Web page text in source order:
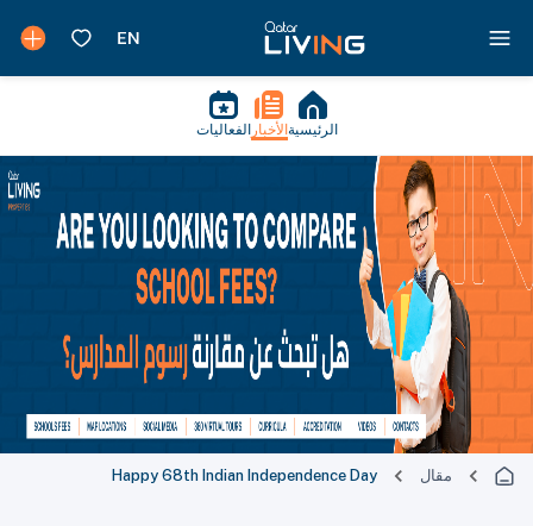
الرئيسية الأخبار الفعاليات
مقال Happy 68th Indian Independence Day